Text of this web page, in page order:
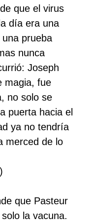
que el virus
día era una
prueba
nunca
Joseph
magia, fue
no solo se
puerta hacia el
ya no tendría
merced de lo
que Pasteur
la vacuna.